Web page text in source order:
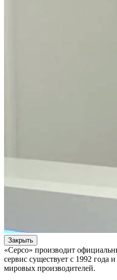
Закрыть
«Серсо» производит
сервис существует с 1992 года
мировых производителей.